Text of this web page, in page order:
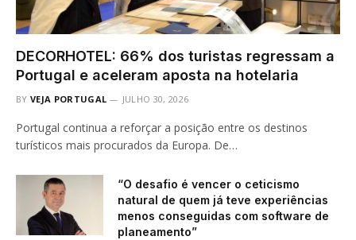
DECORHOTEL: 66% dos turistas regressam a
Portugal e aceleram aposta na hotelaria
BY VEJA PORTUGAL JULHO 30, 2026
Portugal continua a reforçar a posição entre os destinos
turísticos mais procurados da Europa. De…
“O desafio é vencer o ceticismo
natural de quem já teve experiências
menos conseguidas com software de
planeamento”